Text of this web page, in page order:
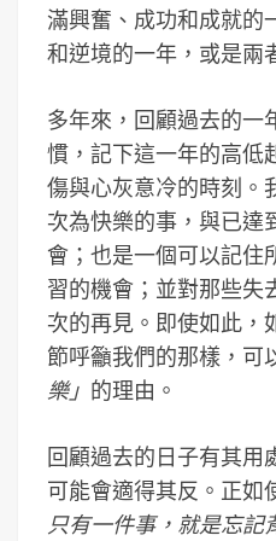
滿興奮、成功和成就的
和逆境的一年，或是兩
多年來，回顧過去的一
慣，記下這一年的高低
傷與心灰意冷的時刻。
次為快樂的事，與已達
會；也是一個可以記住
習的機會；並對那些失
次的再見。即使如此，
節呼籲我們的那樣，可
樂」 的理由。
回顧過去的日子有其用
可能會適得其反。正如
只有一件事，就是忘記